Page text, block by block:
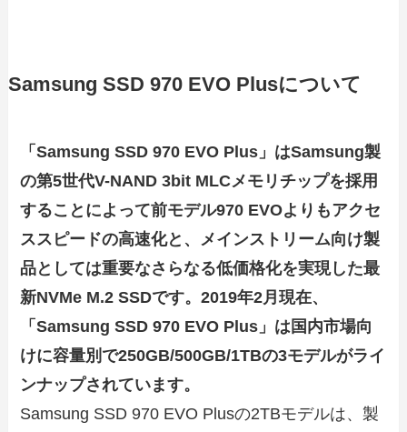
Samsung SSD 970 EVO Plusについて
「Samsung SSD 970 EVO Plus」はSamsung製
の第5世代V-NAND 3bit MLCメモリチップを採用
することによって前モデル970 EVOよりもアクセ
ススピードの高速化と、メインストリーム向け製
品としては重要なさらなる低価格化を実現した最
新NVMe M.2 SSDです。2019年2月現在、
「Samsung SSD 970 EVO Plus」は国内市場向
けに容量別で250GB/500GB/1TBの3モデルがライ
ンナップされています。
Samsung SSD 970 EVO Plusの2TBモデルは、製